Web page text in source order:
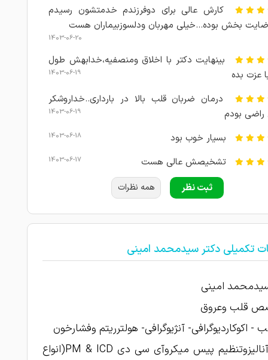
کارش عالی برای دوفرزندم خدمتشون رسیدم
بخش بوده...خیلی مهربان ودلسوزبیماران هست
1403-06-20
بینهایت دکتر با اخلاق ومنصفیه،خدابهش طول
عزت بده
1403-06-19
درمان ضربان قلب بالا در بارداری..خداروشکر
راضی بودم
1403-06-19
بسیار خوب بود 1403-06-18
تشخیصش عالی هست 1403-06-17
درد قلب و کتف داشتم اما پیش آقا دکتر اومدم
داد که امکان کیست در پستان هست که حدس شان
بوده
1403-06-16
بودن و اون و نوار قلب هم خودشون توی مطب میگیرن
مادرم تحت نطر ایشون بودند
ثبت نظر همه نظرات
تکمیلی دکتر سیدمحمد امینی
امینی
قلب وعروق
- اکوکاردیوگرافی- آنژیوگرافی- هولترریتم وفشارخون
تعبیه،آنالیزوتنظیم پیس میکروآی سی دی PM & ICD(انواع